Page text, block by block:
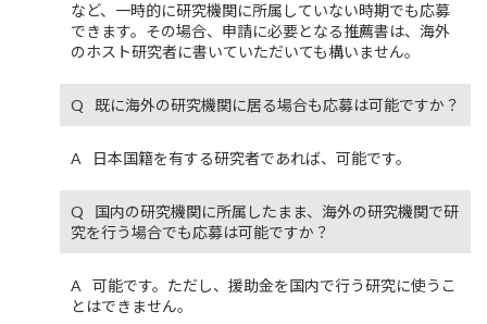
など、一時的に研究機関に所属していない時期でも応募
できます。その場合、申請に必要となる推薦書は、海外
のホスト研究者に書いていただいても構いません。
既に海外の研究機関に居る場合も応募は可能ですか？
日本国籍を有する研究者であれば、可能です。
国内の研究機関に所属したまま、海外の研究機関で研
究を行う場合でも応募は可能ですか？
可能です。ただし、援助金を国内で行う研究に使うこ
とはできません。